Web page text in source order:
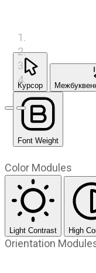
Предыдущий слайд
Следующий слайд
Курсор
Font Weight
Color Modules
Light Contrast High
Orientation